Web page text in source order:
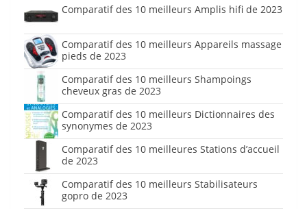
Comparatif des 10 meilleurs Amplis hifi de 2023
Comparatif des 10 meilleurs Appareils massage
pieds de 2023
Comparatif des 10 meilleurs Shampoings
cheveux gras de 2023
Comparatif des 10 meilleurs Dictionnaires des
synonymes de 2023
Comparatif des 10 meilleures Stations d’accueil
de 2023
Comparatif des 10 meilleurs Stabilisateurs
gopro de 2023